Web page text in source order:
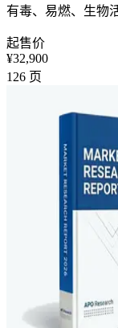
有毒、易燃、生物
起售价
¥32,900
126 页